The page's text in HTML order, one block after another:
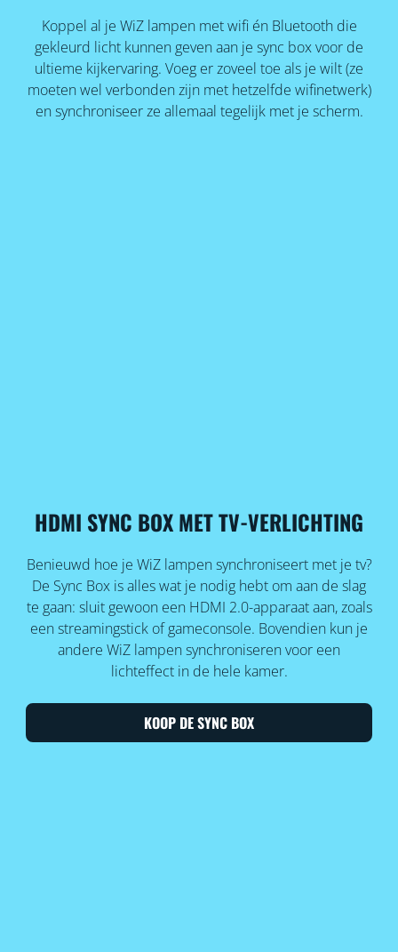
Koppel al je WiZ lampen met wifi én Bluetooth die
gekleurd licht kunnen geven aan je sync box voor de
ultieme kijkervaring. Voeg er zoveel toe als je wilt (ze
moeten wel verbonden zijn met hetzelfde wifinetwerk)
en synchroniseer ze allemaal tegelijk met je scherm.
HDMI SYNC BOX MET TV-VERLICHTING
Benieuwd hoe je WiZ lampen synchroniseert met je tv?
De Sync Box is alles wat je nodig hebt om aan de slag
te gaan: sluit gewoon een HDMI 2.0-apparaat aan, zoals
een streamingstick of gameconsole. Bovendien kun je
andere WiZ lampen synchroniseren voor een
lichteffect in de hele kamer.
KOOP DE SYNC BOX